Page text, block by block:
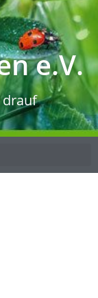
e.V.
drauf